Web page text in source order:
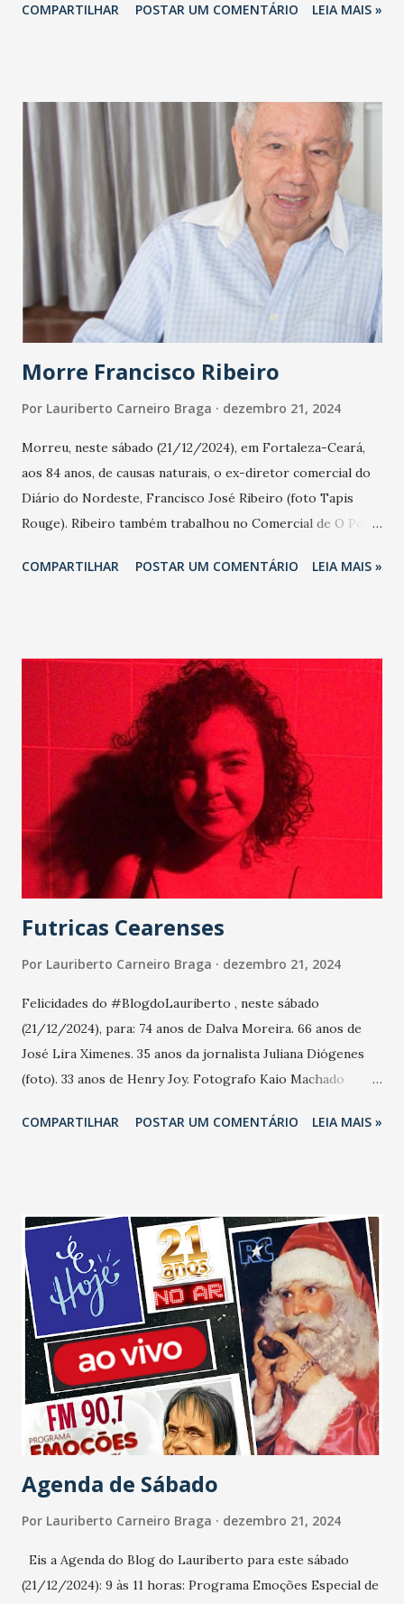
COMPARTILHAR POSTAR UM COMENTÁRIO LEIA MAIS »
Morre Francisco Ribeiro
Por Lauriberto Carneiro Braga dezembro 21, 2024
Morreu, neste sábado (21/12/2024), em Fortaleza-Ceará,
aos 84 anos, de causas naturais, o ex-diretor comercial do
Diário do Nordeste, Francisco José Ribeiro (foto Tapis
Rouge). Ribeiro também trabalhou no Comercial de O Povo
Revistas. Jornalista Lêda Maria: UM ANJO DA
conhecemos e amamos manteremos esta ligação de afeto,
recordando seu trabalho devotado ao jornal O Povo e
Diário do Nordeste. Seu bem querer aos amigos e seu
amor à família. Partiu para a Casa do Pai, Francisco José
Ribeiro, o Ribeirinho". Jornalista Luís-Sérgio Santos: Soube
agora da passagem do querido amigo Francisco José
Ribeiro. Ribeiro é um dos nomes mais influentes na
profissionalização do Mercado Publicitário no Ceará, seja
com o diretor comercial do jornal O Povo e,
posteriormente, como diretor comercial do jornal ...
COMPARTILHAR POSTAR UM COMENTÁRIO LEIA MAIS »
Futricas Cearenses
Por Lauriberto Carneiro Braga dezembro 21, 2024
Felicidades do #BlogdoLauriberto , neste sábado
(21/12/2024), para: 74 anos de Dalva Moreira. 66 anos de
José Lira Ximenes. 35 anos da jornalista Juliana Diógenes
(foto). 33 anos de Henry Joy. Fotografo Kaio Machado
Benvindo Deocleciano.
COMPARTILHAR POSTAR UM COMENTÁRIO LEIA MAIS »
Agenda de Sábado
Por Lauriberto Carneiro Braga dezembro 21, 2024
Eis a Agenda do Blog do Lauriberto para este sábado
(21/12/2024): 9 às 11 horas: Programa Emoções Especial de